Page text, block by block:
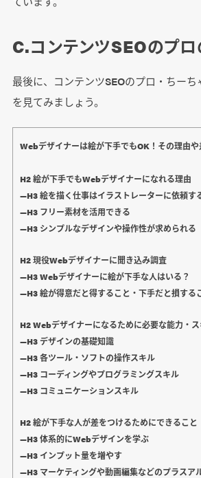
C.コンテンツSEOのプ
最後に、コンテンツSEOのプロ・ちー
を見てみましょう。
Webデザイナーは絵が下手でもOK！その理由
H2 絵が下手でもWebデザイナーになれる理由
―H3 絵を描く仕事はイラストレーターに依頼す
―H3 フリー素材を活用できる
―H3 シンプルなデザインや操作性が求められる
H2 現役Webデザイナーに聞き込み調査
―H3 Webデザイナーに絵が下手な人はいる？
―H3 絵が得意だと得すること・下手だと損する
H2 Webデザイナーになるために必要な能力・
―H3 デザインの基礎知識
―H3 各ツール・ソフトの操作スキル
―H3 コーディングやプログラミングスキル
―H3 コミュニケーションスキル
H2 絵が下手な人が差をつけるためにできること
―H3 体系的にWebデザインを学ぶ
―H3 インプット量を増やす
―H3 マーケティングや動画編集などのプラスア